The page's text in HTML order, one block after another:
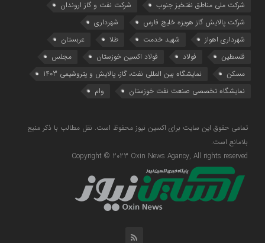
شرکت ملی مناطق نفتخیز جنوب
شرکت نفت و گاز اروندان
شرکت پالایش گاز هویزه خلیج‌ فارس
شهرداری
شهرداری اهواز
شهید خدمت طلا
عربستان
فلسطین
فولاد فولاد اکسین خوزستان
مجلس
مسکن
نمایشگاه بین المللی نفت، گاز، پالایش و پتروشیمی 1403
نمایشگاه تخصصی صنعت نفت خوزستان
وام
تمامی حقوق این سایت برای اکسین نیوز محفوظ است. نقل مطالب با ذکر منبع
بلامانع است.
Copyright © 2023 Oxin News Agancy, All rights reserved